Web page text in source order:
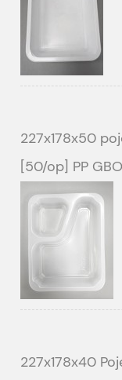
227x178x50
[50/op] PP
227x178x40